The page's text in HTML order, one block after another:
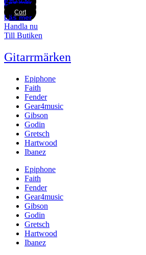
Läs mer
Cort
Läs mer
Handla nu
Till Butiken
Gitarrmärken
Epiphone
Faith
Fender
Gear4music
Gibson
Godin
Gretsch
Hartwood
Ibanez
Epiphone
Faith
Fender
Gear4music
Gibson
Godin
Gretsch
Hartwood
Ibanez